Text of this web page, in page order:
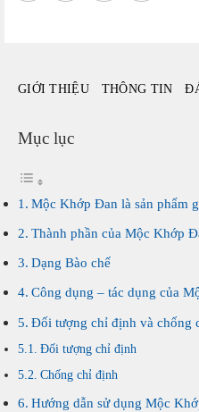
GIỚI THIỆU THÔNG TIN
Mục lục
Mộc Khớp Đan là sản phẩm
Thành phần của Mộc Khớp
Dạng Bào chế
Công dụng – tác dụng của
Đối tượng chỉ định và chống
Đối tượng chỉ định
Chống chỉ định
Hướng dẫn sử dụng Mộc